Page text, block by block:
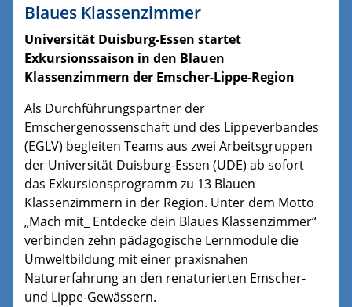
Blaues Klassenzimmer
Universität Duisburg-Essen startet
Exkursionssaison in den Blauen
Klassenzimmern der Emscher-Lippe-Region
Als Durchführungspartner der
Emschergenossenschaft und des Lippeverbandes
(EGLV) begleiten Teams aus zwei Arbeitsgruppen
der Universität Duisburg-Essen (UDE) ab sofort
das Exkursionsprogramm zu 13 Blauen
Klassenzimmern in der Region. Unter dem Motto
„Mach mit_ Entdecke dein Blaues Klassenzimmer“
verbinden zehn pädagogische Lernmodule die
Umweltbildung mit einer praxisnahen
Naturerfahrung an den renaturierten Emscher-
und Lippe-Gewässern.